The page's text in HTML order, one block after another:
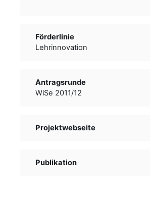
Förderlinie
Lehrinnovation
Antragsrunde
WiSe 2011/12
Projektwebseite
Publikation